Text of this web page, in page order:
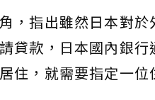
，指出雖然日本對於
貸款，日本國內銀行
住，就需要指定一位